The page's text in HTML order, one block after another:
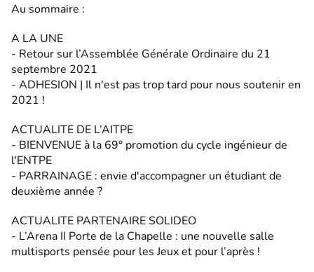
Au sommaire :
A LA UNE
- Retour sur l’Assemblée Générale Ordinaire du 21
septembre 2021
- ADHESION | Il n'est pas trop tard pour nous soutenir en
2021 !
ACTUALITE DE L’AITPE
- BIENVENUE à la 69° promotion du cycle ingénieur de
l'ENTPE
- PARRAINAGE : envie d'accompagner un étudiant de
deuxième année ?
ACTUALITE PARTENAIRE SOLIDEO
- L’Arena II Porte de la Chapelle : une nouvelle salle
multisports pensée pour les Jeux et pour l’après !